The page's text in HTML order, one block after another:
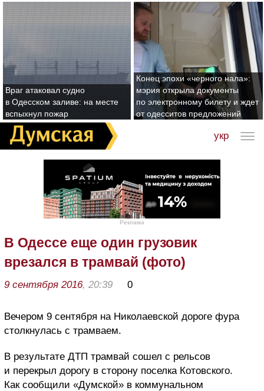
Враг атаковал судно
в Одесском заливе: на месте
вспыхнул пожар
Конец эпохи «черного нала»:
мэрия открыла документы
по электронному билету и ждет
от одесситов предложений
укр
Реклама
В Одессе еще один грузовик
врезался в трамвай (фото)
9 сентября 2016, 20:39 0
Вечером 9 сентября на Николаевской дороге фура
столкнулась с трамваем.
В результате ДТП трамвай сошел с рельсов
и перекрыл дорогу в сторону поселка Котовского.
Как сообщили «Думской» в коммунальном